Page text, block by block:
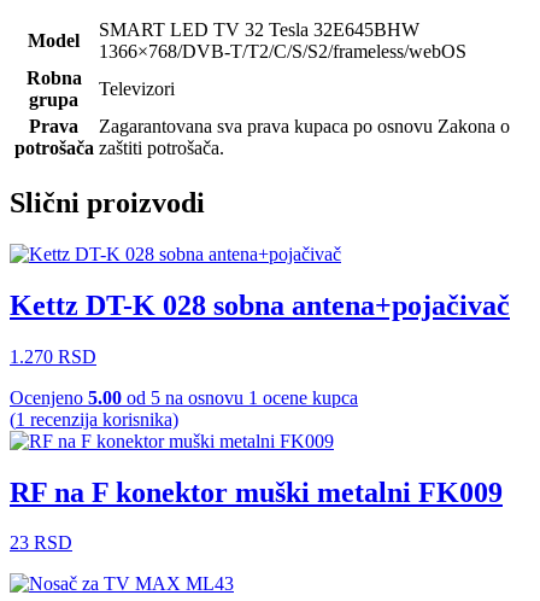
Model
SMART LED TV 32 Tesla 32E645BHW
1366×768/DVB-T/T2/C/S/S2/frameless/webOS
Robna
grupa
Televizori
Prava
potrošača
Zagarantovana sva prava kupaca po osnovu Zakona o
zaštiti potrošača.
Slični proizvodi
Kettz DT-K 028 sobna antena+pojačivač
1.270 RSD
Ocenjeno 5.00 od 5 na osnovu 1 ocene kupca
(1 recenzija korisnika)
RF na F konektor muški metalni FK009
23 RSD